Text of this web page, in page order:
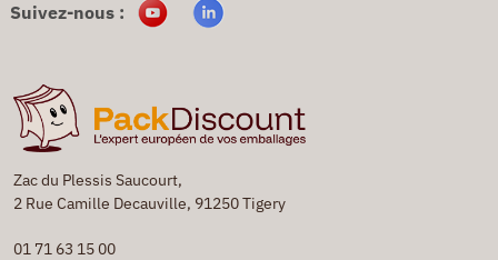
Zac du Plessis Saucourt,
2 Rue Camille Decauville, 91250 Tigery
01 71 63 15 00
Suivez-nous :